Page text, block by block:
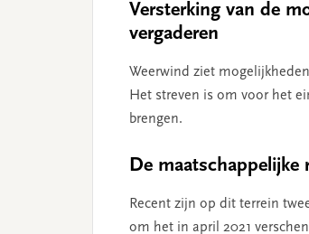
Versterking van de
vergaderen
Weerwind ziet
Het streven is om voor het
brengen.
De maatschappelijke
Recent zijn op dit terrein
om het in april 2021